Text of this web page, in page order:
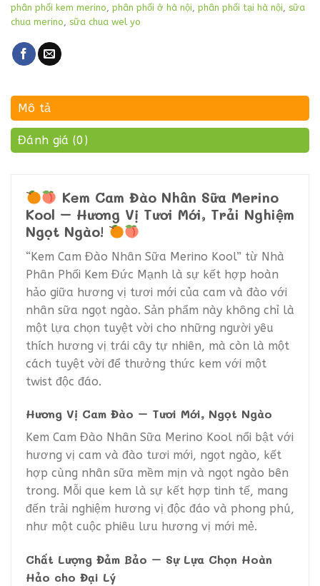
phân phối kem merino, phân phối ở hà nội, phân phối tại hà nội, sữa
chua merino, sữa chua wel yo
Mô tả
Đánh giá (0)
Kem Cam Đào Nhân Sữa Merino
Kool – Hương Vị Tươi Mới, Trải Nghiệm
Ngọt Ngào!
“Kem Cam Đào Nhân Sữa Merino Kool” từ Nhà
Phân Phối Kem Đức Mạnh là sự kết hợp hoàn
hảo giữa hương vị tươi mới của cam và đào với
nhân sữa ngọt ngào. Sản phẩm này không chỉ là
một lựa chọn tuyệt vời cho những người yêu
thích hương vị trái cây tự nhiên, mà còn là một
cách tuyệt vời để thưởng thức kem với một
twist độc đáo.
Hương Vị Cam Đào – Tươi Mới, Ngọt Ngào
Kem Cam Đào Nhân Sữa Merino Kool nổi bật với
hương vị cam và đào tươi mới, ngọt ngào, kết
hợp cùng nhân sữa mềm mịn và ngọt ngào bên
trong. Mỗi que kem là sự kết hợp tinh tế, mang
đến trải nghiệm hương vị độc đáo và phong phú,
như một cuộc phiêu lưu hương vị mới mẻ.
Chất Lượng Đảm Bảo – Sự Lựa Chọn Hoàn
Hảo cho Đại Lý